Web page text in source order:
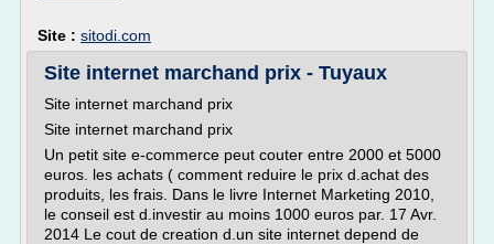
Site : sitodi.com
Site internet marchand prix - Tuyaux
Site internet marchand prix
Site internet marchand prix
Un petit site e-commerce peut couter entre 2000 et 5000
euros. les achats ( comment reduire le prix d.achat des
produits, les frais. Dans le livre Internet Marketing 2010,
le conseil est d.investir au moins 1000 euros par. 17 Avr.
2014 Le cout de creation d.un site internet depend de